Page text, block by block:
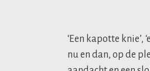
‘Een kapotte knie’,
nu en dan, op de